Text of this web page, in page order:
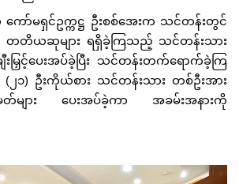
ရှင်ဥက္ကဋ္ဌ ဦးစစ်အေးက သင်တန်းတွင်
တိယဆုများ ရရှိခဲ့ကြသည့် သင်တန်းသား
ျီးမြှင့်ပေးအပ်ခဲ့ပြီး သင်တန်းတက်ရောက်ခဲ့ကြ
၁) ဦးကိုယ်စား သင်တန်းသား တစ်ဦးအား
များ ပေးအပ်ခဲ့ကာ အခမ်းအနားကို